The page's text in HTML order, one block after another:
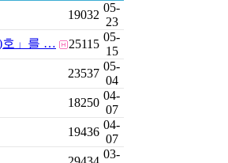
19032
05-
23
호」를 … 25115
05-
15
23537
05-
04
18250
04-
07
19436
04-
07
03-